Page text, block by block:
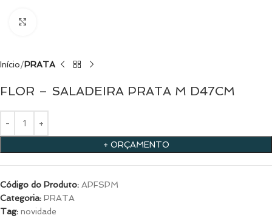
Início PRATA
FLOR – SALADEIRA PRATA M D47CM
+ ORÇAMENTO
Código do Produto: APFSPM
Categoria: PRATA
Tag: novidade